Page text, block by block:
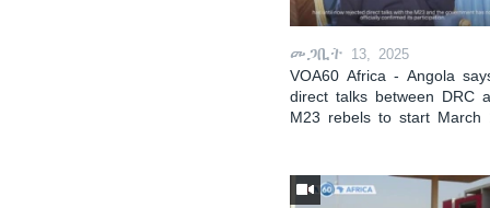
መጋቢት 13, 2025
VOA60 Africa - Angola
direct talks between DRC
M23 rebels to start March